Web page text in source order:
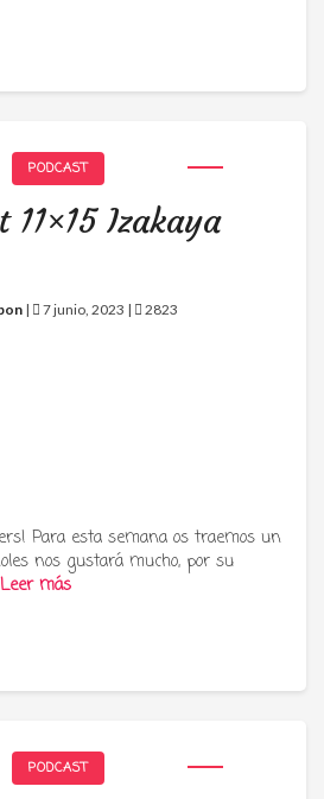
PODCAST
11×15 Izakaya
| 7 junio, 2023 | 2823
Para esta semana os traemos un
nos gustará mucho, por su
Leer más
PODCAST